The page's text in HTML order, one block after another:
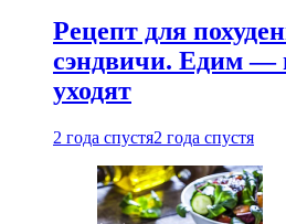
Рецепт для
сэндвичи. Едим —
уходят
2 года спустя2 года спустя